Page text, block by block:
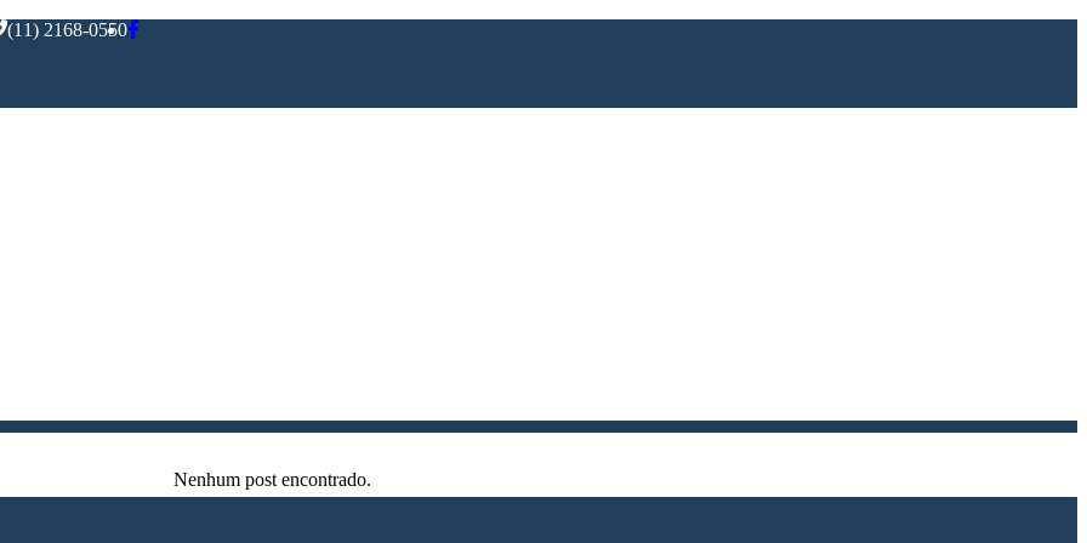
(11) 2168-0550
Nenhum post encontrado.